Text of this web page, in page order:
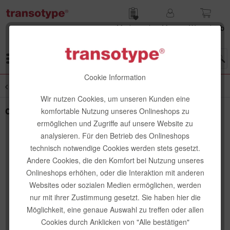
Merk­zettel
Mein
Waren­korb
Cookie Information
Wir nutzen Cookies, um unseren Kunden eine
komfortable Nutzung unseres Onlineshops zu
ermöglichen und Zugriffe auf unsere Website zu
analysieren. Für den Betrieb des Onlineshops
technisch notwendige Cookies werden stets gesetzt.
Andere Cookies, die den Komfort bei Nutzung unseres
Onlineshops erhöhen, oder die Interaktion mit anderen
Websites oder sozialen Medien ermöglichen, werden
nur mit ihrer Zustimmung gesetzt. Sie haben hier die
Möglichkeit, eine genaue Auswahl zu treffen oder allen
Cookies durch Anklicken von "Alle bestätigen"
deflecto Farbpalette mit Deckel